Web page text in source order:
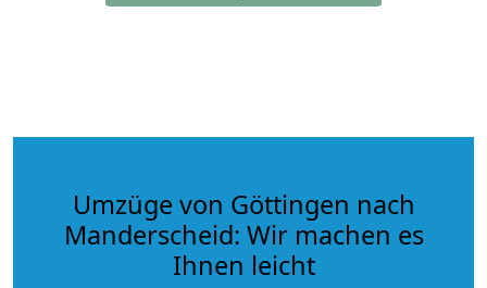
Umzüge von Göttingen nach
Manderscheid: Wir machen es
Ihnen leicht